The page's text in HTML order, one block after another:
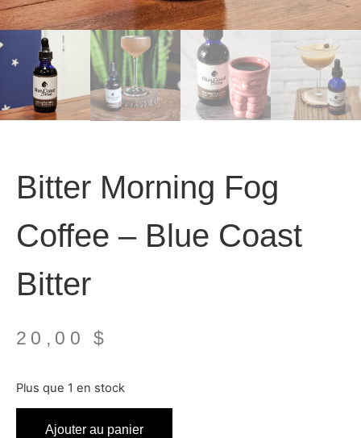
Bitter Morning Fog
Coffee – Blue Coast
Bitter
20,00$
Plus que 1 en stock
Ajouter au panier